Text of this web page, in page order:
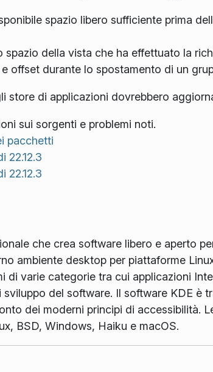
spazio libero sufficiente prima
spazio della vista che ha effettuato la
offset durante lo spostamento di un
store di applicazioni dovrebbero
sui sorgenti e problemi noti.
pacchetti
22.12.3
22.12.3
che crea software libero e aperto
ambiente desktop per piattaforme
di varie categorie tra cui applicazioni
del software. Il software KDE è
dei moderni principi di accessibilità.
BSD, Windows, Haiku e macOS.